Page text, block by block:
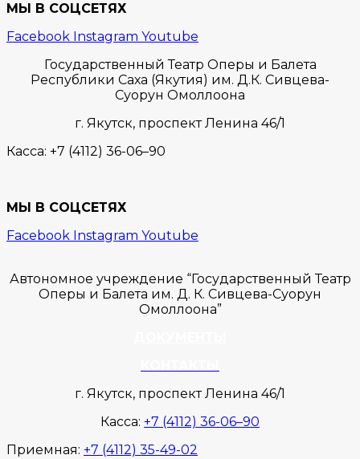
МЫ В СОЦСЕТЯХ
Facebook Instagram Youtube
Государственный Театр Оперы и Балета
Республики Саха (Якутия) им. Д.К. Сивцева-
Суорун Омоллоона
г. Якутск, проспект Ленина 46/1
Касса: +7 (4112) 36-06–90
МЫ В СОЦСЕТЯХ
Facebook Instagram Youtube
Автономное учреждение “Государственный Театр
Оперы и Балета им. Д. К. Сивцева-Суорун
Омоллоона”
г. Якутск, проспект Ленина 46/1
Касса: +7 (4112) 36-06–90
Приемная: +7 (4112) 35-49-02